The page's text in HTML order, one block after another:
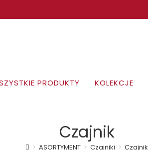
PRODUKTY KOLEKCJE
Czajnik
> ASORTYMENT > Czajniki > Czajnik